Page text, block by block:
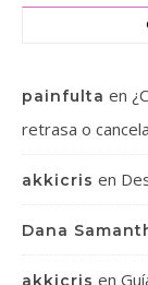
painfulta en
retrasa o
akkicris en
Dana
akkicris en